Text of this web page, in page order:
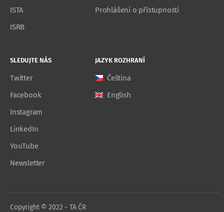
ISTA
ISRB
Prohlášení o přístupnosti
SLEDUJTE NÁS
Twitter
Facebook
Instagram
LinkedIn
YouTube
Newsletter
JAZYK ROZHRANÍ
Čeština
English
Copyright © 2022 - TA ČR